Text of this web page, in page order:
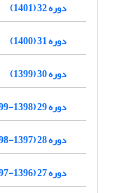
دوره 32 (1401)
دوره 31 (1400)
دوره 30 (1399)
دوره 29 (1398-1399)
دوره 28 (1397-1398)
دوره 27 (1396-1397)